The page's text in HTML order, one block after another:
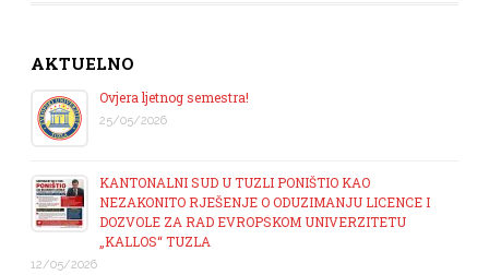
AKTUELNO
Ovjera ljetnog semestra!
25/05/2026
KANTONALNI SUD U TUZLI PONIŠTIO KAO
NEZAKONITO RJEŠENJE O ODUZIMANJU LICENCE I
DOZVOLE ZA RAD EVROPSKOM UNIVERZITETU
„KALLOS“ TUZLA
12/05/2026